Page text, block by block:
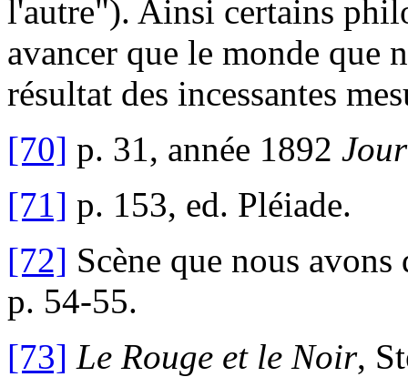
l'autre"). Ainsi certains
avancer que le monde que
résultat des incessantes
[70] p. 31, année 1892
[71] p. 153, ed. Pléiade.
[72] Scène que nous
p. 54-55.
[73] Le Rouge et le Noir,